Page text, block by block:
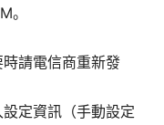
。
請電信商重新發
定資訊（手動設定